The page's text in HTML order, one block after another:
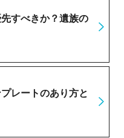
すべきか？遺族の
レートのあり方と